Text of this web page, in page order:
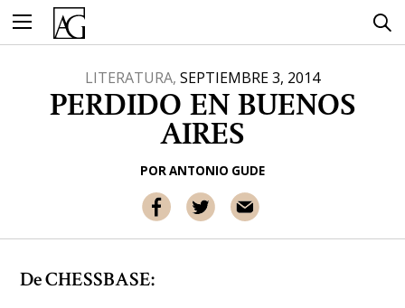
contenido
LITERATURA, SEPTIEMBRE 3, 2014
PERDIDO EN BUENOS
AIRES
PORANTONIO GUDE
De CHESSBASE: